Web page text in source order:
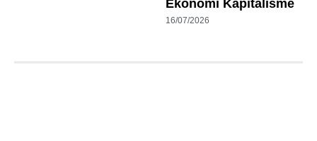
Ekonomi Kapitalisme
16/07/2026